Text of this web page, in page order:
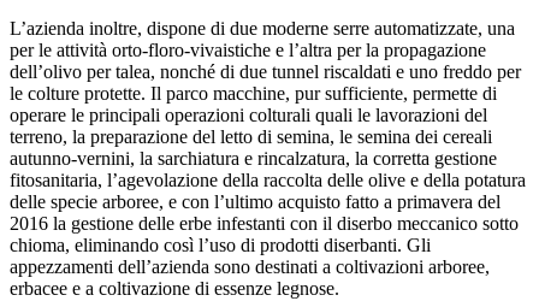
L’azienda inoltre, dispone di due moderne serre automatizzate, una
per le attività orto-floro-vivaistiche e l’altra per la propagazione
dell’olivo per talea, nonché di due tunnel riscaldati e uno freddo per
le colture protette. Il parco macchine, pur sufficiente, permette di
operare le principali operazioni colturali quali le lavorazioni del
terreno, la preparazione del letto di semina, le semina dei cereali
autunno-vernini, la sarchiatura e rincalzatura, la corretta gestione
fitosanitaria, l’agevolazione della raccolta delle olive e della potatura
delle specie arboree, e con l’ultimo acquisto fatto a primavera del
2016 la gestione delle erbe infestanti con il diserbo meccanico sotto
chioma, eliminando così l’uso di prodotti diserbanti. Gli
appezzamenti dell’azienda sono destinati a coltivazioni arboree,
erbacee e a coltivazione di essenze legnose.